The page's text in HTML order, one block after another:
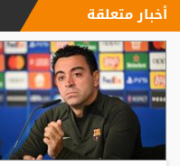
أخبار متعلقة